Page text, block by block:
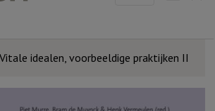
Vitale idealen, voorbeeldige praktijken II